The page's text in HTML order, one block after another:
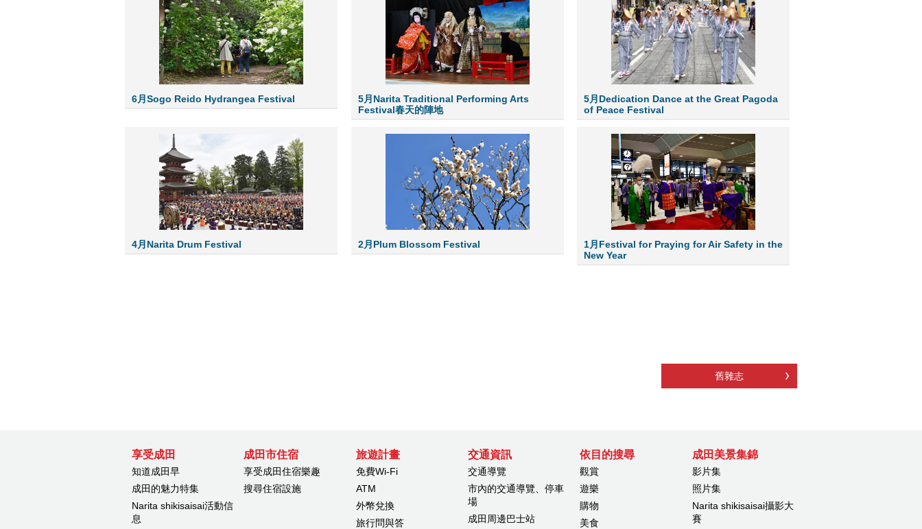
6月Sogo Reido Hydrangea Festival
5月Narita Traditional Performing Arts
Festival春天的陣地
5月Dedication Dance at the Great Pagoda
of Peace Festival
4月Narita Drum Festival 2月Plum Blossom Festival
1月Festival for Praying for Air Safety in the
New Year
舊雜志
享受成田
知道成田早
成田的魅力特集
Narita shikisaisai活動信
息
成田市住宿
享受成田住宿樂趣
搜尋住宿設施
旅遊計畫
免費Wi-Fi
ATM
外幣兌換
旅行問與答
交通資訊
交通導覽
市內的交通導覽、停車
場
成田周邊巴士站
依目的搜尋
觀賞
遊樂
購物
美食
成田美景集錦
影片集
照片集
Narita shikisaisai攝影大
賽